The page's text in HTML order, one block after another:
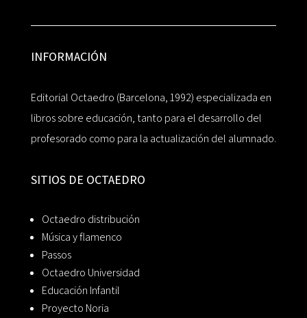
INFORMACIÓN
Editorial Octaedro (Barcelona, 1992) especializada en
libros sobre educación, tanto para el desarrollo del
profesorado como para la actualización del alumnado.
SITIOS DE OCTAEDRO
Octaedro distribución
Música y flamenco
Passos
Octaedro Universidad
Educación Infantil
Proyecto Noria